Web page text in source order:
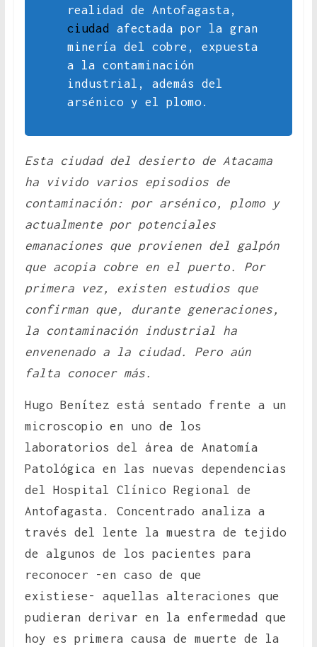
realidad de Antofagasta,
ciudad
afectada por la gran
minería del cobre, expuesta
a la contaminación
industrial, además del
arsénico y el plomo.
Esta ciudad del desierto de Atacama
ha vivido varios episodios de
contaminación: por arsénico, plomo y
actualmente por potenciales
emanaciones que provienen del galpón
que acopia cobre en el puerto. Por
primera vez, existen estudios que
confirman que, durante generaciones,
la contaminación industrial ha
envenenado a la ciudad. Pero aún
falta conocer más.
Hugo Benítez está sentado frente a un
microscopio en uno de los
laboratorios del área de Anatomía
Patológica en las nuevas dependencias
del Hospital Clínico Regional de
Antofagasta. Concentrado analiza a
través del lente la muestra de tejido
de algunos de los pacientes para
reconocer -en caso de que
existiese- aquellas alteraciones que
pudieran derivar en la enfermedad que
hoy es primera causa de muerte de la